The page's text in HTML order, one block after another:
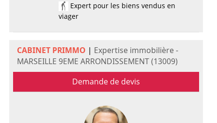
Expert pour les biens vendus en
viager
CABINET PRIMMO | Expertise immobilière -
MARSEILLE 9EME ARRONDISSEMENT (13009)
Demande de devis